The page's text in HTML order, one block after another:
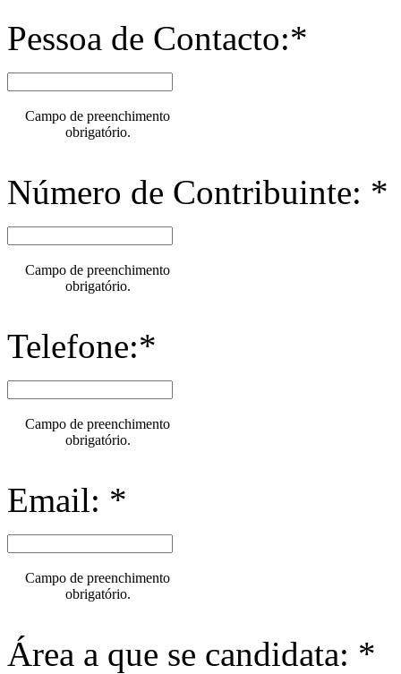
Pessoa de Contacto:*
Campo de preenchimento
obrigatório.
Número de Contribuinte: *
Campo de preenchimento
obrigatório.
Telefone:*
Campo de preenchimento
obrigatório.
Email: *
Campo de preenchimento
obrigatório.
Área a que se candidata: *